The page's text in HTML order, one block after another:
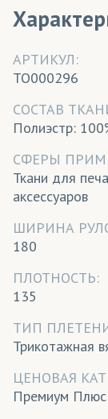
АРТИКУЛ:
TO000296
CОСТАВ
Полиэстр:
СФЕРЫ
Ткани для
аксессуаров
ШИРИНА
180
ПЛОТНОСТЬ:
135
ТИП
Трикотажная
ЦЕНОВАЯ
Премиум Плюс